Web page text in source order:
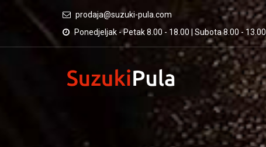
prodaja@suzuki-pula.com
Ponedjeljak - Petak 8.00 - 18.00 | Subota 8.00 - 13.00